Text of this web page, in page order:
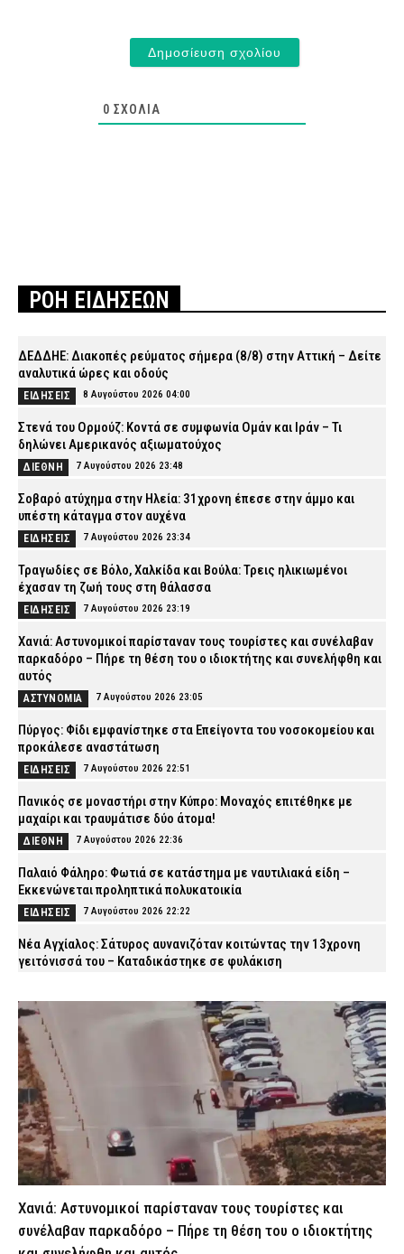
0 ΣΧΌΛΙΑ
ΡΟΗ ΕΙΔΗΣΕΩΝ
ΔΕΔΔΗΕ: Διακοπές ρεύματος σήμερα (8/8) στην Αττική – Δείτε
αναλυτικά ώρες και οδούς
ΕΙΔΗΣΕΙΣ 8 Αυγούστου 2026 04:00
Στενά του Ορμούζ: Κοντά σε συμφωνία Ομάν και Ιράν – Τι
δηλώνει Αμερικανός αξιωματούχος
ΔΙΕΘΝΗ 7 Αυγούστου 2026 23:48
Σοβαρό ατύχημα στην Ηλεία: 31χρονη έπεσε στην άμμο και
υπέστη κάταγμα στον αυχένα
ΕΙΔΗΣΕΙΣ 7 Αυγούστου 2026 23:34
Τραγωδίες σε Βόλο, Χαλκίδα και Βούλα: Τρεις ηλικιωμένοι
έχασαν τη ζωή τους στη θάλασσα
ΕΙΔΗΣΕΙΣ 7 Αυγούστου 2026 23:19
Χανιά: Αστυνομικοί παρίσταναν τους τουρίστες και συνέλαβαν
παρκαδόρο – Πήρε τη θέση του ο ιδιοκτήτης και συνελήφθη και
αυτός
ΑΣΤΥΝΟΜΙΑ 7 Αυγούστου 2026 23:05
Πύργος: Φίδι εμφανίστηκε στα Επείγοντα του νοσοκομείου και
προκάλεσε αναστάτωση
ΕΙΔΗΣΕΙΣ 7 Αυγούστου 2026 22:51
Πανικός σε μοναστήρι στην Κύπρο: Μοναχός επιτέθηκε με
μαχαίρι και τραυμάτισε δύο άτομα!
ΔΙΕΘΝΗ 7 Αυγούστου 2026 22:36
Παλαιό Φάληρο: Φωτιά σε κατάστημα με ναυτιλιακά είδη –
Εκκενώνεται προληπτικά πολυκατοικία
ΕΙΔΗΣΕΙΣ 7 Αυγούστου 2026 22:22
Νέα Αγχίαλος: Σάτυρος αυνανιζόταν κοιτώντας την 13χρονη
γειτόνισσά του – Καταδικάστηκε σε φυλάκιση
Σκιάθος: «Με ξυλοκόπησαν και με άφησαν αιμόφυρτο στο
δρόμο» – Άγριος καβγάς με λοστάρια, μαχαίρια και σφυριά
ΔΙΚΑΙΟΣΥΝΗ
Εξαφάνιση 15χρονου στην Αθήνα: Τι αναφέρει το «Χαμόγελο του
Παιδιού»
ΕΙΔΗΣΕΙΣ 7 Αυγούστου 2026 21:39
Συνελήφθησαν σε Καβάλα και Αλεξανδρούπολη τρεις άνδρες
για ναρκωτικά και λαθραίο καπνό
Τραγωδία στην Πάτρα: Πέθανε βρέφος οκτώ ημερών στη ΜΕΘ
Νεογνών του Νοσοκομείου «Άγιος Ανδρέας»
Χανιά: Αστυνομικοί παρίσταναν τους τουρίστες και
συνέλαβαν παρκαδόρο – Πήρε τη θέση του ο ιδιοκτήτης